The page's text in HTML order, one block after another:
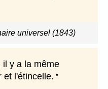
universel (1843)
il y a la même
et l'étincelle.